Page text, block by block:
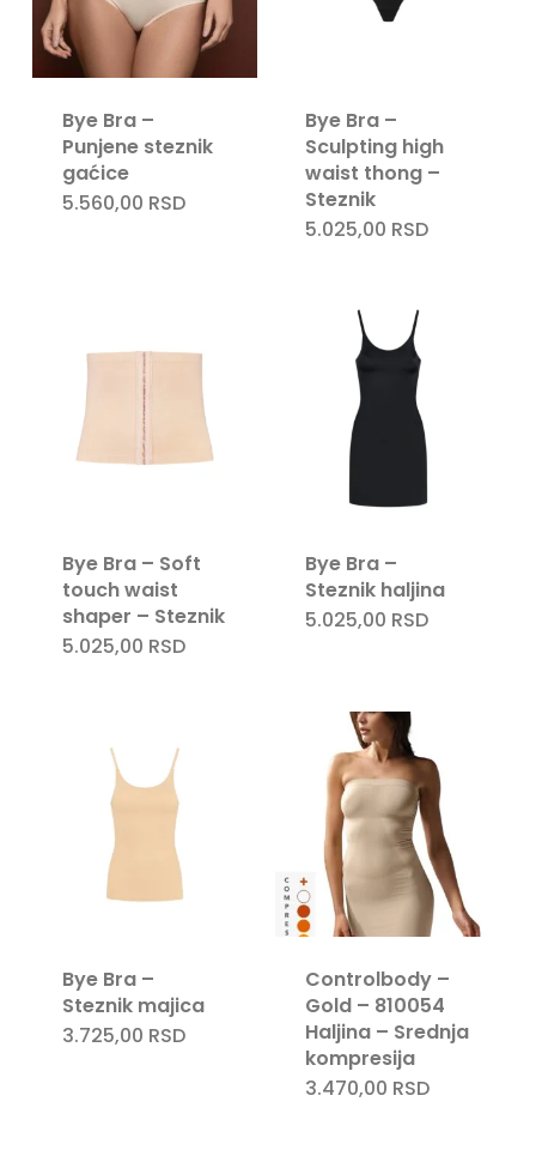
Bye Bra –
Punjene steznik
gaćice
5.560,00 RSD
Bye Bra –
Sculpting high
waist thong –
Steznik
5.025,00 RSD
Bye Bra – Soft
touch waist
shaper – Steznik
5.025,00 RSD
Bye Bra –
Steznik haljina
5.025,00 RSD
Bye Bra –
Steznik majica
3.725,00 RSD
Controlbody –
Gold – 810054
Haljina – Srednja
kompresija
3.470,00 RSD